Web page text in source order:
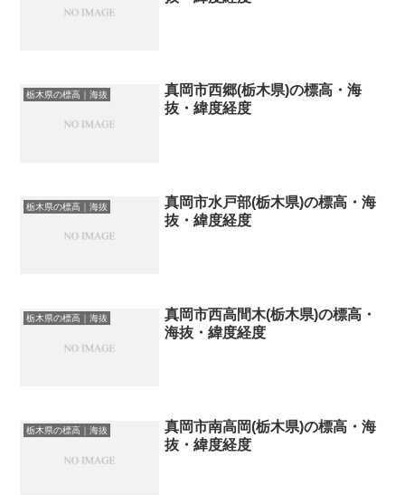
栃木県の標高｜海抜
真岡市西郷(栃木県)の標高・海
抜・緯度経度
栃木県の標高｜海抜
真岡市水戸部(栃木県)の標高・海
抜・緯度経度
栃木県の標高｜海抜
真岡市西高間木(栃木県)の標高・
海抜・緯度経度
栃木県の標高｜海抜
真岡市南高岡(栃木県)の標高・海
抜・緯度経度